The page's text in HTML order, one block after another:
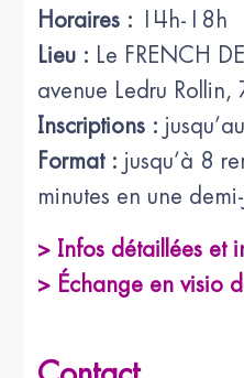
Horaires : 14h-18h
Lieu : Le FRENCH
avenue Ledru Rollin,
Inscriptions :
Format : jusqu’à 8
minutes en une
> Infos détaillées et
> Échange en visio